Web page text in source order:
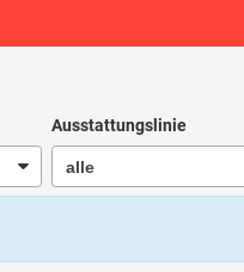
Ausstattungslinie